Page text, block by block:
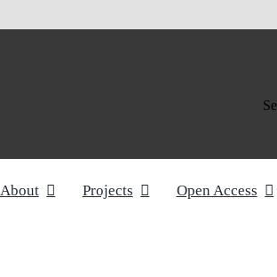
About Projects Open Access